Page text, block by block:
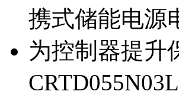
携式储能电源
为控制器提升